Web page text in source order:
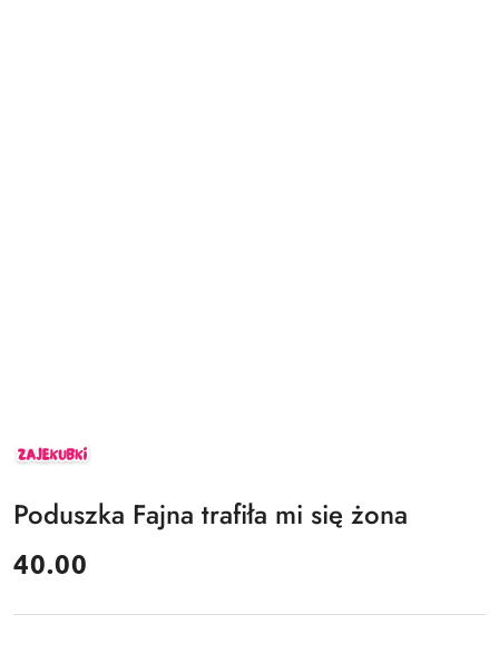
ZAJEKUBKI
Poduszka Fajna trafiła mi się żona
cena:
40.00